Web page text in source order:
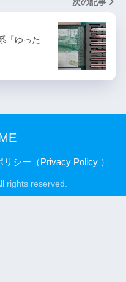
次の記事
「ゆった
シー（Privacy Policy ）
rights reserved.